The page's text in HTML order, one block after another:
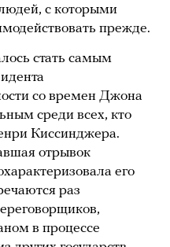
с которыми
прежде.
стать самым
со времен Джона
среди всех, кто
Киссинджера.
отрывок
его
раз
в процессе